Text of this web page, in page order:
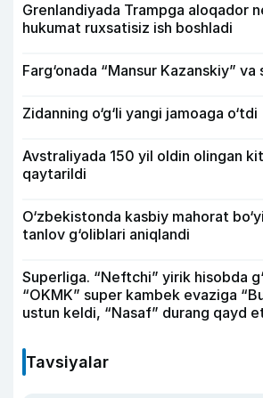
Grenlandiyada Trampga aloqador
hukumat ruxsatisiz ish boshladi
Farg‘onada “Mansur Kazanskiy”
Zidanning o‘g‘li yangi jamoaga o‘tdi
Avstraliyada 150 yil oldin olingan
qaytarildi
O‘zbekistonda kasbiy mahorat
tanlov g‘oliblari aniqlandi
Superliga. “Neftchi” yirik hisobda
“OKMK” super kambek evaziga
ustun keldi, “Nasaf” durang qayd
Tavsiyalar